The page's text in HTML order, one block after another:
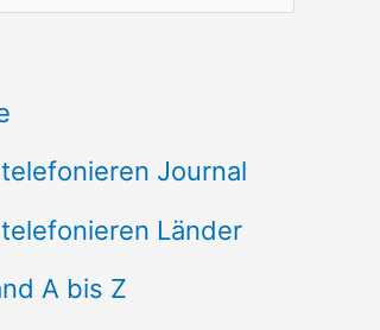
Journal
Länder
A bis Z